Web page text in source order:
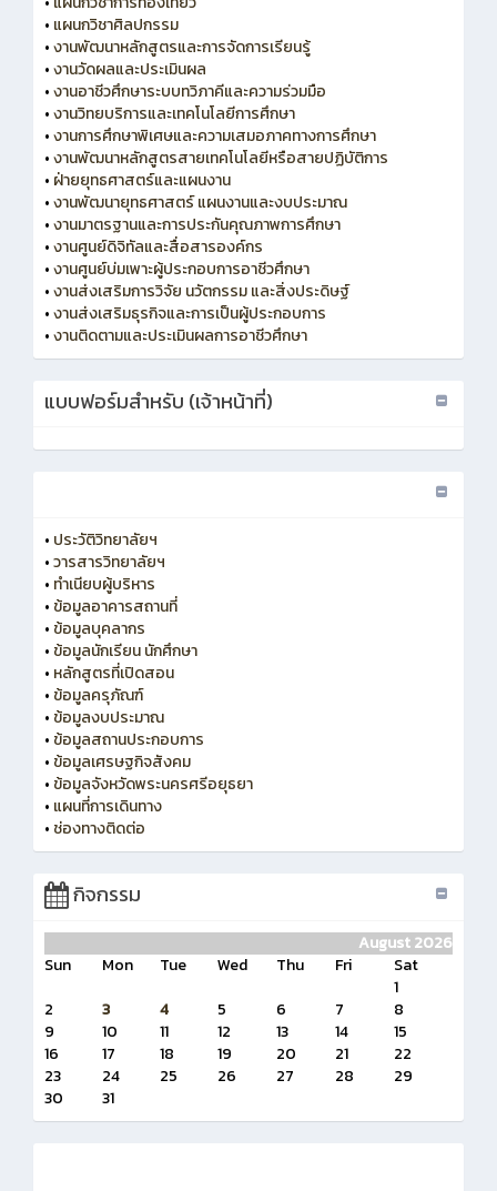
• แผนกวิชาศิลปกรรม
•งานพัฒนาหลักสูตรและการจัดการเรียนรู้
•งานวัดผลและประเมินผล
•งานอาชีวศึกษาระบบทวิภาคีและความร่วมมือ
•งานวิทยบริการและเทคโนโลยีการศึกษา
•งานการศึกษาพิเศษและความเสมอภาคทางการศึกษา
•งานพัฒนาหลักสูตรสายเทคโนโลยีหรือสายปฏิบัติการ
• ฝ่ายยุทธศาสตร์และแผนงาน
•งานพัฒนายุทธศาสตร์ แผนงานและงบประมาณ
•งานมาตรฐานและการประกันคุณภาพการศึกษา
•งานศูนย์ดิจิทัลและสื่อสารองค์กร
•งานศูนย์บ่มเพาะผู้ประกอบการอาชีวศึกษา
•งานส่งเสริมการวิจัย นวัตกรรม และสิ่งประดิษฐ์
•งานส่งเสริมธุรกิจและการเป็นผู้ประกอบการ
•งานติดตามและประเมินผลการอาชีวศึกษา
แบบฟอร์มสำหรับ (เจ้าหน้าที่)
• ประวัติวิทยาลัยฯ
•วารสารวิทยาลัยฯ
• ทำเนียบผู้บริหาร
• ข้อมูลอาคารสถานที่
• ข้อมูลบุคลากร
• ข้อมูลนักเรียน นักศึกษา
• หลักสูตรที่เปิดสอน
• ข้อมูลครุภัณฑ์
• ข้อมูลงบประมาณ
• ข้อมูลสถานประกอบการ
• ข้อมูลเศรษฐกิจสังคม
• ข้อมูลจังหวัดพระนครศรีอยุธยา
• แผนที่การเดินทาง
• ช่องทางติดต่อ
กิจกรรม
August 2026
Sun
Mon Tue Wed Thu Fri
Sat
1
2
3 4 5 6 7
8
9
10 11 12 13 14
15
16
17 18 19 20 21
22
23
24 25 26 27 28
29
30
31